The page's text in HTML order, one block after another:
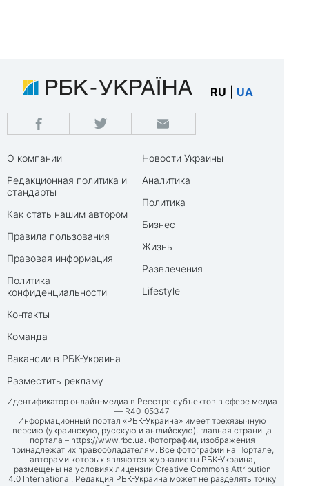
RU UA
О компании
Редакционная политика и
стандарты
Как стать нашим автором
Правила пользования
Правовая информация
Политика
конфиденциальности
Контакты
Команда
Вакансии в РБК-Украина
Разместить рекламу
Новости Украины
Аналитика
Политика
Бизнес
Жизнь
Развлечения
Lifestyle
Идентификатор онлайн-медиа в Реестре субъектов в сфере медиа
— R40-05347
Информационный портал «РБК-Украина» имеет трехязычную
версию (украинскую, русскую и английскую), главная страница
портала – https://www.rbc.ua. Фотографии, изображения
принадлежат их правообладателям. Все фотографии на Портале,
авторами которых являются журналисты РБК-Украина,
размещены на условиях лицензии Creative Commons Attribution
4.0 International. Редакция РБК-Украина может не разделять точку